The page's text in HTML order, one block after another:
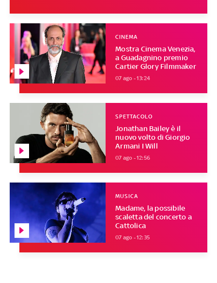
Mostra Cinema Venezia,
a Guadagnino premio
Cartier Glory Filmmaker
CINEMA
07 ago - 13:24
Jonathan Bailey è il
nuovo volto di Giorgio
Armani I Will
SPETTACOLO
07 ago - 12:56
Madame, la possibile
scaletta del concerto a
Cattolica
MUSICA
07 ago - 12:35